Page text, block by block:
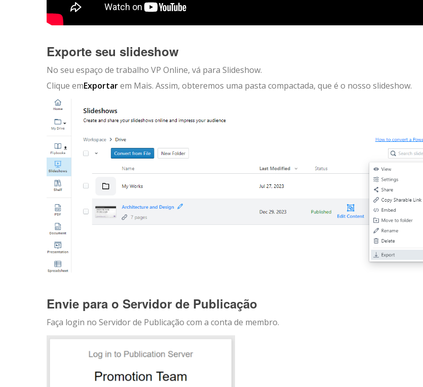
Exporte seu slideshow
No seu espaço de trabalho VP Online, vá para Slideshow.
Clique emExportarem Mais. Assim, obteremos uma pasta compactada, que é o nosso slideshow.
Envie para o Servidor de Publicação
Faça login no Servidor de Publicação com a conta de membro.